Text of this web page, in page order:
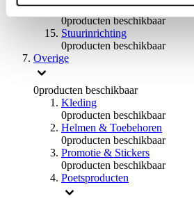
Braces
0producten beschikbaar
Stuurinrichting
0producten beschikbaar
Overige
0producten beschikbaar
Kleding
0producten beschikbaar
Helmen & Toebehoren
0producten beschikbaar
Promotie & Stickers
0producten beschikbaar
Poetsproducten